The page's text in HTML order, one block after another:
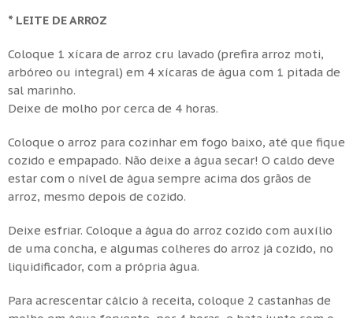
* LEITE DE ARROZ
Coloque 1 xícara de arroz cru lavado (prefira arroz moti,
arbóreo ou integral) em 4 xícaras de água com 1 pitada de
sal marinho.
Deixe de molho por cerca de 4 horas.
Coloque o arroz para cozinhar em fogo baixo, até que fique
cozido e empapado. Não deixe a água secar! O caldo deve
estar com o nível de água sempre acima dos grãos de
arroz, mesmo depois de cozido.
Deixe esfriar. Coloque a água do arroz cozido com auxílio
de uma concha, e algumas colheres do arroz já cozido, no
liquidificador, com a própria água.
Para acrescentar cálcio à receita, coloque 2 castanhas de